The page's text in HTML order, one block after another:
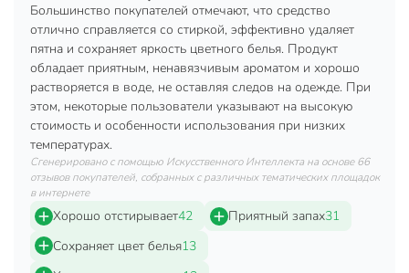
Эффективен уже при 30 ˚C.
Не содержит фосфатов и хлорных соединений,
безопасен для окружающей среды и кожи человека.
100 % перерабатываемая упаковка.
Для стирки цветных изделий из хлопчатобумажных,
льняных, синтетических тканей и тканей из смешанных
волокон в стиральных машинах-автоматах и ручной
стирки в воде любой жёсткости.
Рекомендации:
Насыпьте необходимое количество порошка в
Большинство покупателей отмечают, что средство
отлично справляется со стиркой, эффективно удаляет
пятна и сохраняет яркость цветного белья. Продукт
обладает приятным, ненавязчивым ароматом и хорошо
растворяется в воде, не оставляя следов на одежде. При
этом, некоторые пользователи указывают на высокую
стоимость и особенности использования при низких
температурах.
Сгенерировано с помощью Искусственного Интеллекта на основе 66
отзывов покупателей, собранных с различных тематических площадок
в интернете
Хорошо отстирывает42 Приятный запах31
Сохраняет цвет белья13